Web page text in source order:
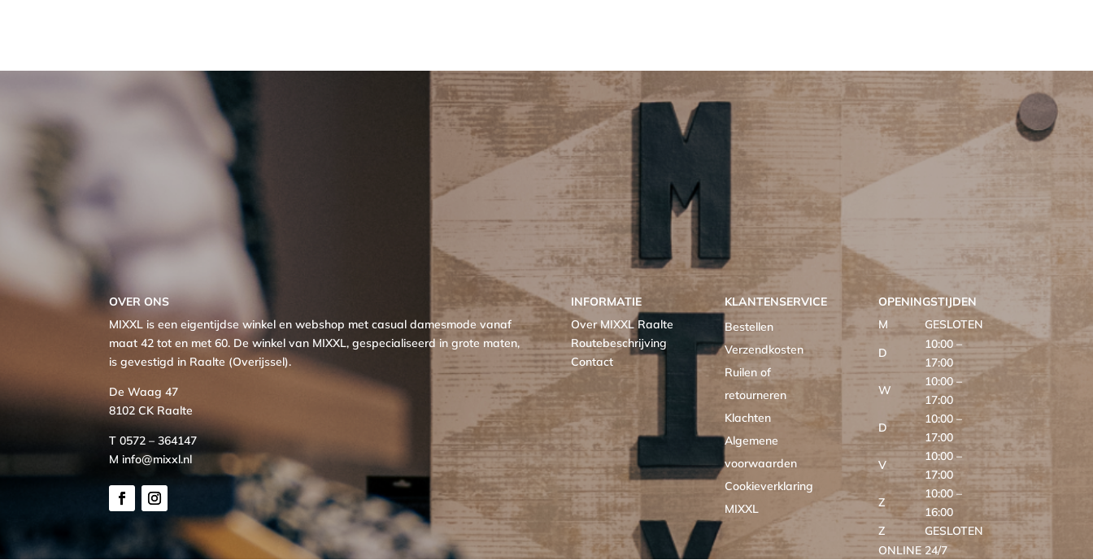
OVER ONS
MIXXL is een eigentijdse winkel en webshop met casual damesmode vanaf
maat 42 tot en met 60. De winkel van MIXXL, gespecialiseerd in grote maten,
is gevestigd in Raalte (Overijssel).
De Waag 47
8102 CK Raalte
T 0572 – 364147
M info@mixxl.nl
INFORMATIE
Over MIXXL Raalte
Routebeschrijving
Contact
KLANTENSERVICE
Bestellen
Verzendkosten
Ruilen of
retourneren
Klachten
Algemene
voorwaarden
Cookieverklaring
MIXXL
OPENINGSTIJDEN
M
GESLOTEN
D
10:00 –
17:00
W
10:00 –
17:00
D
10:00 –
17:00
V
10:00 –
17:00
Z
10:00 –
16:00
Z
GESLOTEN
ONLINE 24/7